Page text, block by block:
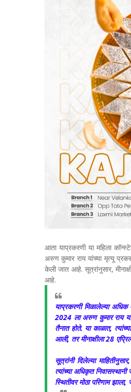
आता याप्रकरणी या महिला
अरुण कुमार राय यांच्या मृत्यू
केली जात आहे. सूत्रांनुसार,
आहे.
याप्रकरणी मिळालेल्या अधिक
2024 ला अरुण कुमार राय
तैनात होते. या काळात,
आली, तर मीनाक्षीला 28
सूत्रांनी दिलेल्या
त्यांच्या अधिकृत
स्थितीवर मोठा परिणाम